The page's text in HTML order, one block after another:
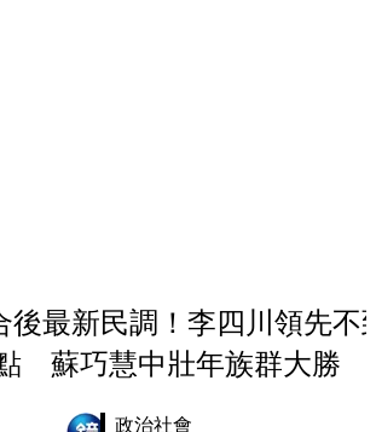
後最新民調！李四川領先不
蘇巧慧中壯年族群大勝
政治社會